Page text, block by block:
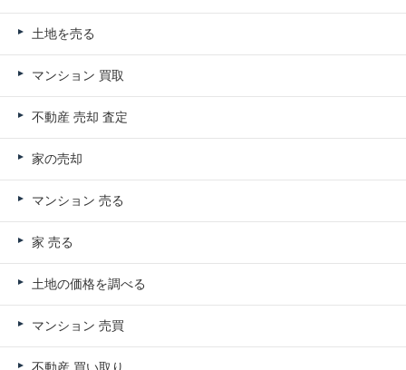
土地を売る
マンション 買取
不動産 売却 査定
家の売却
マンション 売る
家 売る
土地の価格を調べる
マンション 売買